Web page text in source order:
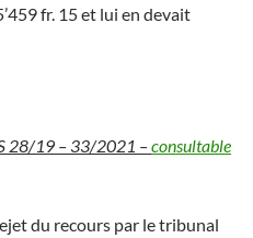
fr. 15 et lui en devait
28/19 – 33/2021 –consultable
du recours par le tribunal